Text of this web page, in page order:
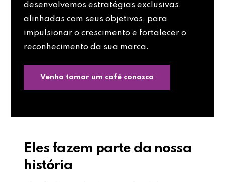
desenvolvemos estratégias exclusivas,
alinhadas com seus objetivos, para
impulsionar o crescimento e fortalecer o
reconhecimento da sua marca.
Venha tomar um café conosco
Eles fazem parte da nossa
história